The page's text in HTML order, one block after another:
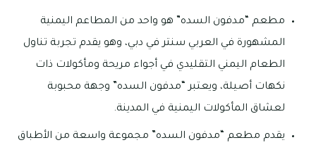
مطعم “مدفون السده” هو واحد من المطاعم اليمنية
المشهورة في العربي سنتر في دبي، وهو يقدم تجربة تناول
الطعام اليمني التقليدي في أجواء مريحة ومأكولات ذات
نكهات أصيلة، ويعتبر “مدفون السده” وجهة محبوبة
لعشاق المأكولات اليمنية في المدينة.
يقدم مطعم “مدفون السده” مجموعة واسعة من الأطباق